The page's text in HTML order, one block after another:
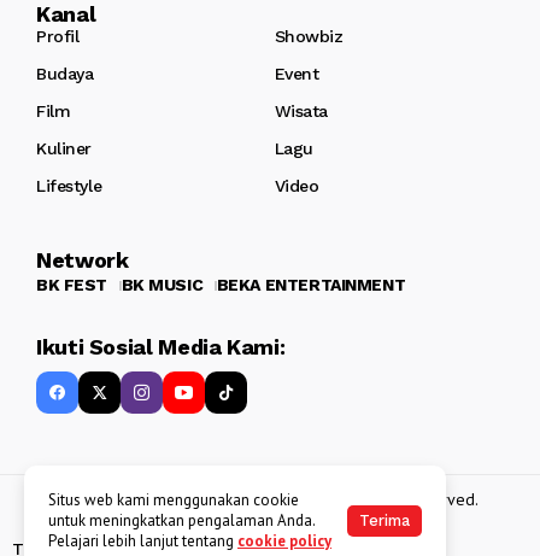
Kanal
Profil
Showbiz
Budaya
Event
Film
Wisata
Kuliner
Lagu
Lifestyle
Video
Network
BK FEST BK MUSIC BEKA ENTERTAINMENT
Ikuti Sosial Media Kami:
Copyright 2013 - 2025BATAKKEREN . All rights reserved.
Tentang Kami Kebijakan Data Pribadi Disclaimer
Situs web kami menggunakan cookie
untuk meningkatkan pengalaman Anda.
Pelajari lebih lanjut tentang cookie policy
Terima